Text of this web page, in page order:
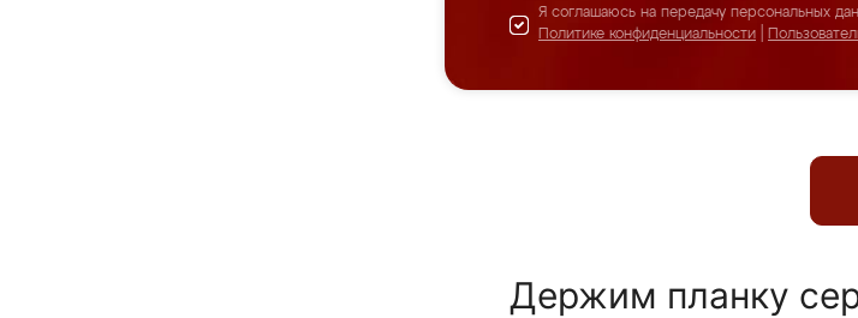
Я соглашаюсь на передачу персональных
Политике конфиденциальности
Держим планку